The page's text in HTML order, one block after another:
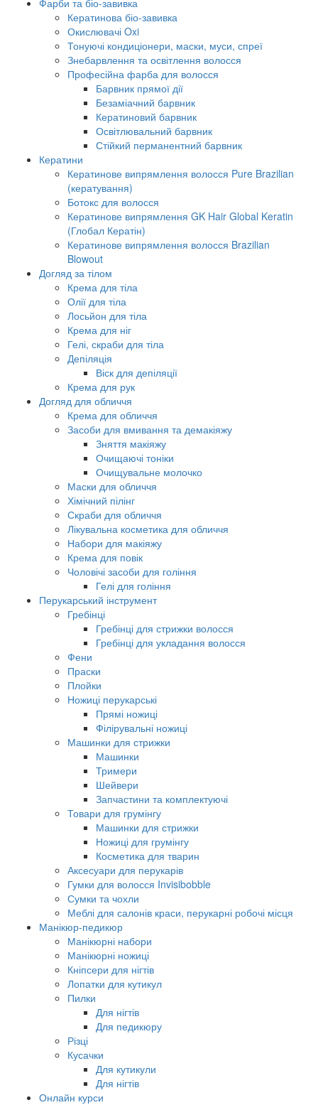
Фарби та біо-завивка
Кератинова біо-завивка
Окислювачі Oxi
Тонуючі кондиціонери, маски, муси, спреї
Знебарвлення та освітлення волосся
Професійна фарба для волосся
Барвник прямої дії
Безаміачний барвник
Кератиновий барвник
Освітлювальний барвник
Стійкий перманентний барвник
Кератини
Кератинове випрямлення волосся Pure Brazilian
(кератування)
Ботокс для волосся
Кератинове випрямлення GK Hair Global Keratin
(Глобал Кератін)
Кератинове випрямлення волосся Brazilian
Blowout
Догляд за тілом
Крема для тіла
Олії для тіла
Лосьйон для тіла
Крема для ніг
Гелі, скраби для тіла
Депіляція
Віск для депіляції
Крема для рук
Догляд для обличчя
Крема для обличчя
Засоби для вмивання та демакіяжу
Зняття макіяжу
Очищаючі тоніки
Очищувальне молочко
Маски для обличчя
Хімічний пілінг
Скраби для обличчя
Лікувальна косметика для обличчя
Набори для макіяжу
Крема для повік
Чоловічі засоби для гоління
Гелі для гоління
Перукарський інструмент
Гребінці
Гребінці для стрижки волосся
Гребінці для укладання волосся
Фени
Праски
Плойки
Ножиці перукарські
Прямі ножиці
Філірувальні ножиці
Машинки для стрижки
Машинки
Тримери
Шейвери
Запчастини та комплектуючі
Товари для грумінгу
Машинки для стрижки
Ножиці для грумінгу
Косметика для тварин
Аксесуари для перукарів
Гумки для волосся Invisibobble
Сумки та чохли
Меблі для салонів краси, перукарні робочі місця
Манікюр-педикюр
Манікюрні набори
Манікюрні ножиці
Кніпсери для нігтів
Лопатки для кутикул
Пилки
Для нігтів
Для педикюру
Різці
Кусачки
Для кутикули
Для нігтів
Онлайн курси